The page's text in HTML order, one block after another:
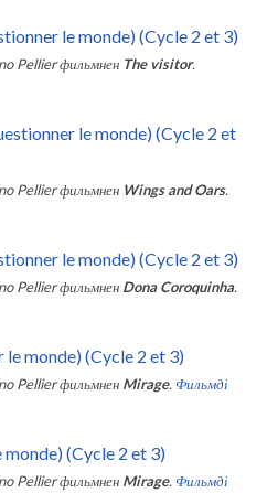
le monde) (Cycle 2 et 3)
Pellierфильмнен The visitor.
le monde) (Cycle 2 et
Pellierфильмнен Wings and Oars.
le monde) (Cycle 2 et 3)
Pellierфильмнен Dona Coroquinha.
monde) (Cycle 2 et 3)
Pellierфильмнен Mirage. Фильмді
(Cycle 2 et 3)
Pellierфильмнен Mirage. Фильмді